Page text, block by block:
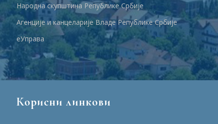
Народна скупштина Републике Србије
Агенције и канцеларије Владе Републике Србије
еУправа
Корисни линкови